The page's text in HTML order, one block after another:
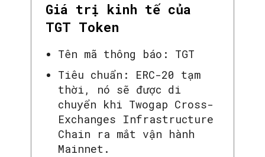
Giá trị kinh tế của
TGT Token
Tên mã thông báo: TGT
Tiêu chuẩn: ERC-20 tạm
thời, nó sẽ được di
chuyển khi Twogap Cross-
Exchanges Infrastructure
Chain ra mắt vận hành
Mainnet.